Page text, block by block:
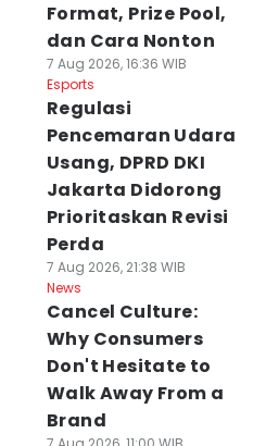
Format, Prize Pool,
dan Cara Nonton
7 Aug 2026, 16:36 WIB
Esports
Regulasi
Pencemaran Udara
Usang, DPRD DKI
Jakarta Didorong
Prioritaskan Revisi
Perda
7 Aug 2026, 21:38 WIB
News
Cancel Culture:
Why Consumers
Don't Hesitate to
Walk Away From a
Brand